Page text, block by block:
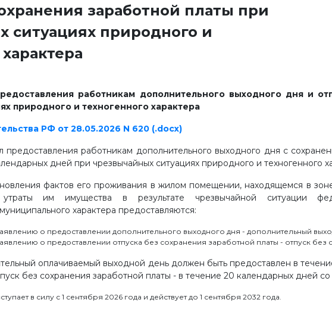
заработной платы при
ситуациях природного и
работникам дополнительного выходного дня и
природного и техногенного характера
РФ от 28.05.2026 N 620 (.docx)
работникам дополнительного выходного дня с
дней при чрезвычайных ситуациях природного и техногенного
фактов его проживания в жилом помещении, находящемся в
им имущества в результате чрезвычайной ситуации
характера предоставляются:
о предоставлении дополнительного выходного дня - дополнительный
о предоставлении отпуска без сохранения заработной платы - отпуск без
оплачиваемый выходной день должен быть предоставлен в
без сохранения заработной платы - в течение 20 календарных дней
в силу с 1 сентября 2026 года и действует до 1 сентября 2032 года.